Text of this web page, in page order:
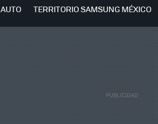
AUTO TERRITORIO SAMSUNG MÉXICO